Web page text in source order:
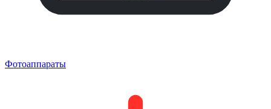
Фотоаппараты